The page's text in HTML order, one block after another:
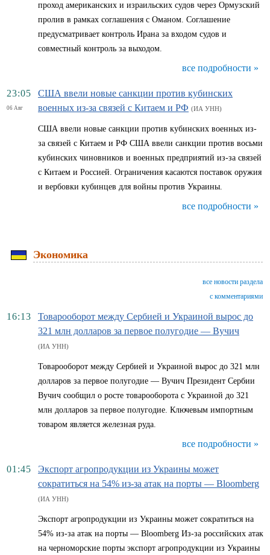
проход американских и израильских судов через Ормузский
пролив в рамках соглашения с Оманом. Соглашение
предусматривает контроль Ирана за входом судов и
совместный контроль за выходом.
все подробности »
23:05
06 Авг
США ввели новые санкции против кубинских
военных из-за связей с Китаем и РФ (ИА УНН)
США ввели новые санкции против кубинских военных из-
за связей с Китаем и РФ США ввели санкции против восьми
кубинских чиновников и военных предприятий из-за связей
с Китаем и Россией. Ограничения касаются поставок оружия
и вербовки кубинцев для войны против Украины.
все подробности »
Экономика
все новости раздела
с комментариями
16:13
Товарооборот между Сербией и Украиной вырос до
321 млн долларов за первое полугодие — Вучич
(ИА УНН)
Товарооборот между Сербией и Украиной вырос до 321 млн
долларов за первое полугодие — Вучич Президент Сербии
Вучич сообщил о росте товарооборота с Украиной до 321
млн долларов за первое полугодие. Ключевым импортным
товаром является железная руда.
все подробности »
01:45
Экспорт агропродукции из Украины может
сократиться на 54% из-за атак на порты — Bloomberg
(ИА УНН)
Экспорт агропродукции из Украины может сократиться на
54% из-за атак на порты — Bloomberg Из-за российских атак
на черноморские порты экспорт агропродукции из Украины